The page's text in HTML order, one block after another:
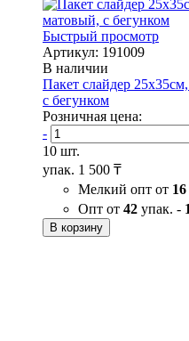
Быстрый просмотр
Артикул: 191009
В наличии
Пакет слайдер
с бегунком
Розничная цена:
-
10 шт.
упак. 1 500 ₸
Мелкий опт от 16
Опт от 42 упак. -
В корзину